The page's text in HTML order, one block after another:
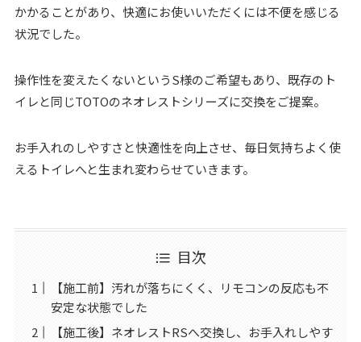
かかることがあり、快適にお使いいただくには不便を感じる
状況でした。
操作性を変えたくないというS様のご希望もあり、既存のト
イレと同じTOTOのネオレストシリーズに交換をご提案。
お手入れのしやすさと快適性を向上させ、毎日気持ちよく使
えるトイレへと生まれ変わらせていきます。
目次
【施工前】汚れが落ちにくく、リモコンの反応も不
安定な状態でした
【施工後】ネオレストRSへ交換し、お手入れしやす